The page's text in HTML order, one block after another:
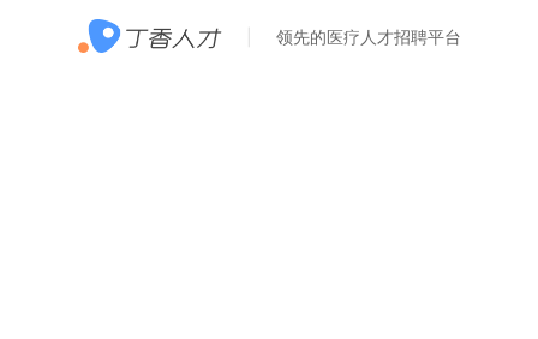
领先的医疗人才招聘平台